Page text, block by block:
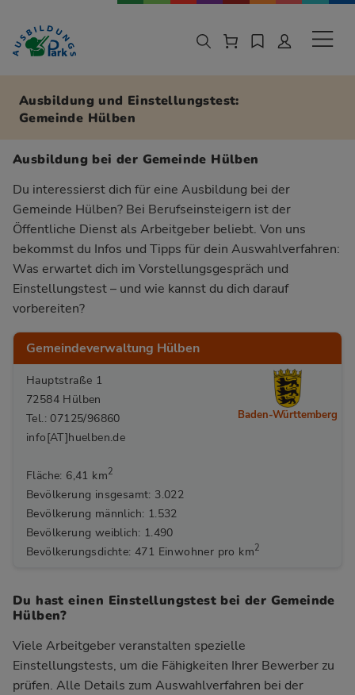
Zur Navigation springen
Zu den Hauptinhalten springen
Ausbildung und Einstellungstest:
Gemeinde Hülben
Ausbildung bei der Gemeinde Hülben
Du interessierst dich für eine Ausbildung bei der
Gemeinde Hülben? Bei Berufseinsteigern ist der
Öffentliche Dienst als Arbeitgeber beliebt. Von uns
bekommst du Infos und Tipps für dein Auswahlverfahren:
Was erwartet dich im Vorstellungsgespräch und
Einstellungstest – und wie kannst du dich darauf
vorbereiten?
Gemeindeverwaltung Hülben
Hauptstraße 1
72584 Hülben
Tel.: 07125/96860
info[AT]huelben.de
Fläche: 6,41 km2
Bevölkerung insgesamt: 3.022
Bevölkerung männlich: 1.532
Bevölkerung weiblich: 1.490
Bevölkerungsdichte: 471 Einwohner pro km2
Baden-Württemberg
Du hast einen Einstellungstest bei der Gemeinde
Hülben?
Viele Arbeitgeber veranstalten spezielle
Einstellungstests, um die Fähigkeiten Ihrer Bewerber zu
prüfen. Alle Details zum Auswahlverfahren bei der